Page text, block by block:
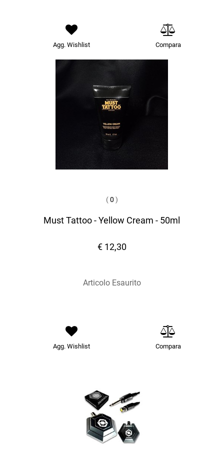
Agg. Wishlist Compara
(0 )
Must Tattoo - Yellow Cream - 50ml
€ 12,30
Articolo Esaurito
Agg. Wishlist Compara